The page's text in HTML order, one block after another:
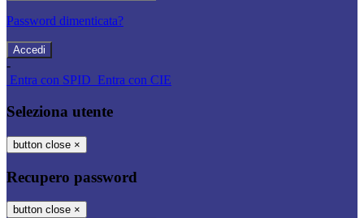
Password dimenticata?
-
Entra con SPID Entra con CIE
Seleziona utente
button close ×
Recupero password
button close ×